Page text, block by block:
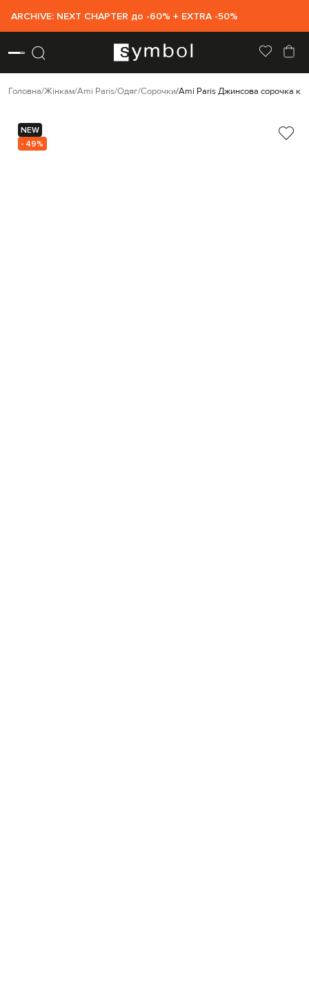
ARCHIVE: NEXT CHAPTER до -60% + EXTRA -50%
Головна Жінкам Ami Paris Одяг Сорочки Ami Paris Джинсова сорочка
NEW
- 49%